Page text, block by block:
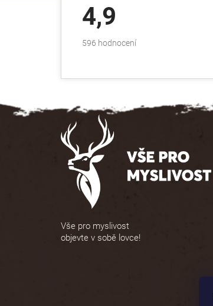
4,9
Průměrné
5
hvězdiček.
596 hodnocení
Vše pro myslivost
objevte v sobě lovce!